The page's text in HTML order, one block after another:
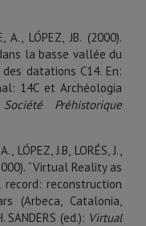
A., LÓPEZ, JB. (2000).
la basse vallée du
datations C14. En:
14C et Archéologia
Préhistorique
LÓPEZ, J.B, LORÉS, J.,
“Virtual Reality as
reconstruction
(Arbeca, Catalonia,
SANDERS (ed.): Virtual